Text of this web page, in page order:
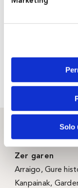
Solo
Zer garen
Arraigo,Gure
Kanpainak,